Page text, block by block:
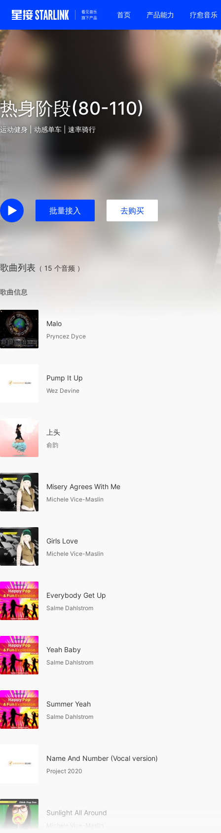
首页 产品能力 疗愈音乐
热身阶段(80-110)
运动健身 | 动感单车 | 速率骑行
批量接入 去购买
歌曲列表 （ 15 个音频 ）
歌曲信息
Malo
Pryncez Dyce
Pump It Up
Wez Devine
上头
俞韵
Misery Agrees With Me
Michele Vice-Maslin
Girls Love
Michele Vice-Maslin
Everybody Get Up
Salme Dahlstrom
Yeah Baby
Salme Dahlstrom
Summer Yeah
Salme Dahlstrom
Name And Number (Vocal version)
Project 2020
Sunlight All Around